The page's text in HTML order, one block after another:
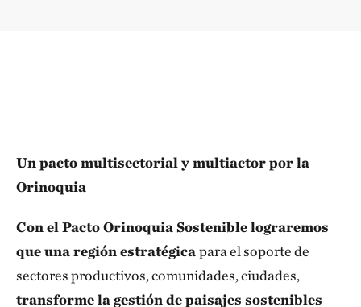
Un pacto multisectorial y multiactor por la
Orinoquia
Con el Pacto Orinoquia Sostenible lograremos
que una región estratégica para el soporte de
sectores productivos, comunidades, ciudades,
transforme la gestión de paisajes sostenibles